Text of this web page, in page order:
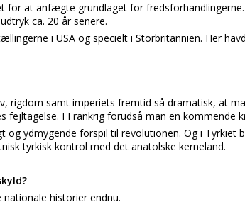
for at anfægte grundlaget for
ca. 20 år senere.
i USA og specielt i Storbritannien. Her
rigdom samt imperiets fremtid så dramatisk, at
fejltagelse. I Frankrig forudså man en kommende
og ydmygende forspil til revolutionen. Og i Tyrkiet
tyrkisk kontrol med det anatolske kerneland.
historier endnu.